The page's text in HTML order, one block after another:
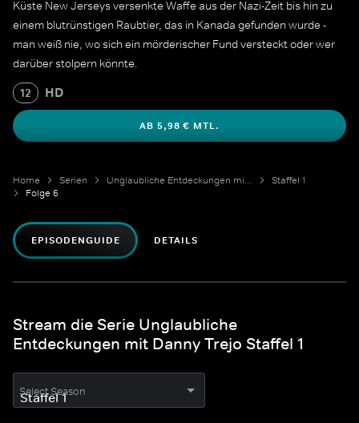
Küste New Jerseys versenkte Waffe aus der Nazi-Zeit bis hin zu
einem blutrünstigen Raubtier, das in Kanada gefunden wurde -
man weiß nie, wo sich ein mörderischer Fund versteckt oder wer
darüber stolpern könnte.
12 HD
AB 5,98 € MTL.
Home Serien Unglaubliche Entdeckungen mit Danny Trejo
Staffel 1
Folge 6
EPISODENGUIDE DETAILS
Stream die Serie Unglaubliche
Entdeckungen mit Danny Trejo Staffel 1
Select Season